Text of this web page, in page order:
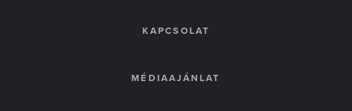
KAPCSOLAT
MÉDIAAJÁNLAT